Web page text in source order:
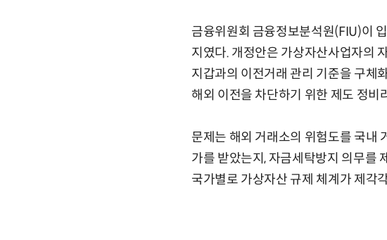
금융위원회 금융정보분석원(FIU)이
지였다. 개정안은 가상자산사업자의
지갑과의 이전거래 관리 기준을 구체
해외 이전을 차단하기 위한 제도 정비
문제는 해외 거래소의 위험도를 국내
가를 받았는지, 자금세탁방지 의무를
국가별로 가상자산 규제 체계가 제각